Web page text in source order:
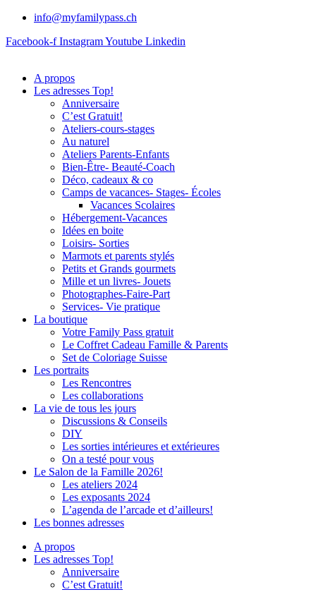
info@myfamilypass.ch
Facebook-f InstagramYoutube Linkedin
A propos
Les adresses Top!
Anniversaire
C’est Gratuit!
Ateliers-cours-stages
Au naturel
Ateliers Parents-Enfants
Bien-Être- Beauté-Coach
Déco, cadeaux & co
Camps de vacances- Stages- Écoles
Vacances Scolaires
Hébergement-Vacances
Idées en boite
Loisirs- Sorties
Marmots et parents stylés
Petits et Grands gourmets
Mille et un livres- Jouets
Photographes-Faire-Part
Services- Vie pratique
La boutique
Votre Family Pass gratuit
Le Coffret Cadeau Famille & Parents
Set de Coloriage Suisse
Les portraits
Les Rencontres
Les collaborations
La vie de tous les jours
Discussions & Conseils
DIY
Les sorties intérieures et extérieures
On a testé pour vous
Le Salon de la Famille 2026!
Les ateliers 2024
Les exposants 2024
L’agenda de l’arcade et d’ailleurs!
Les bonnes adresses
A propos
Les adresses Top!
Anniversaire
C’est Gratuit!